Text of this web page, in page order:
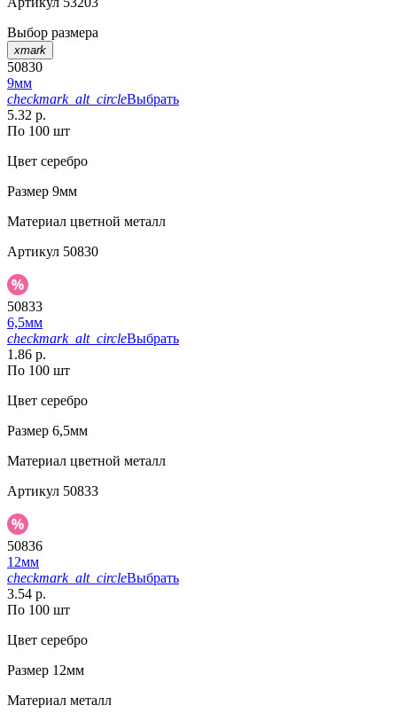
Выбор размера
xmark
50830
9мм
checkmark_alt_circleВыбрать
5.32 р.
По 100 шт
Цвет серебро
Размер 9мм
Материал цветной металл
Артикул 50830
50833
6,5мм
checkmark_alt_circleВыбрать
1.86 р.
По 100 шт
Цвет серебро
Размер 6,5мм
Материал цветной металл
Артикул 50833
50836
12мм
checkmark_alt_circleВыбрать
3.54 р.
По 100 шт
Цвет серебро
Размер 12мм
Материал металл